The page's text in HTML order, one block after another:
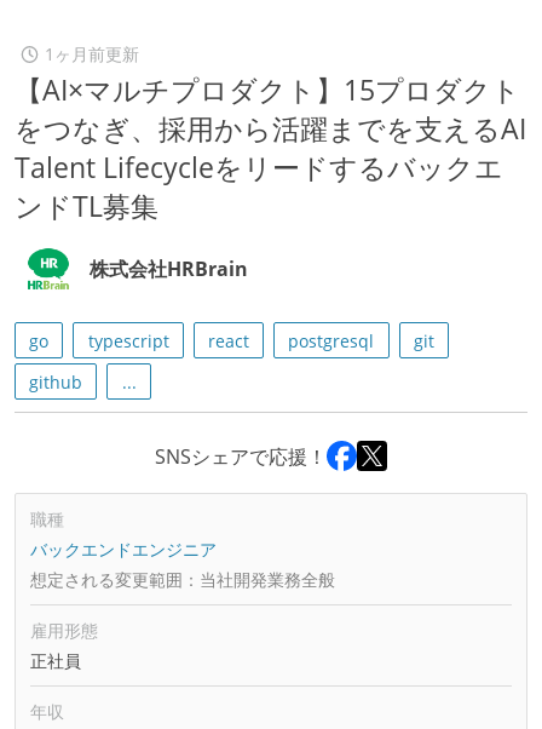
1ヶ月前更新
【AI×マルチプロダクト】15プロダクト
をつなぎ、採用から活躍までを支えるAI
Talent Lifecycleをリードするバックエ
ンドTL募集
株式会社HRBrain
go typescript react postgresql
git
github
...
SNSシェアで応援！
職種
バックエンドエンジニア
想定される変更範囲： 当社開発業務全般
雇用形態
正社員
年収